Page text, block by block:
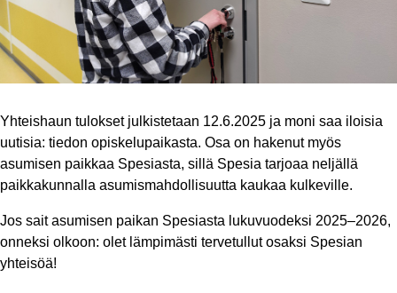
Yhteishaun tulokset julkistetaan 12.6.2025 ja moni saa iloisia
uutisia: tiedon opiskelupaikasta. Osa on hakenut myös
asumisen paikkaa Spesiasta, sillä Spesia tarjoaa neljällä
paikkakunnalla asumismahdollisuutta kaukaa kulkeville.
Jos sait asumisen paikan Spesiasta lukuvuodeksi 2025–2026,
onneksi olkoon: olet lämpimästi tervetullut osaksi Spesian
yhteisöä!